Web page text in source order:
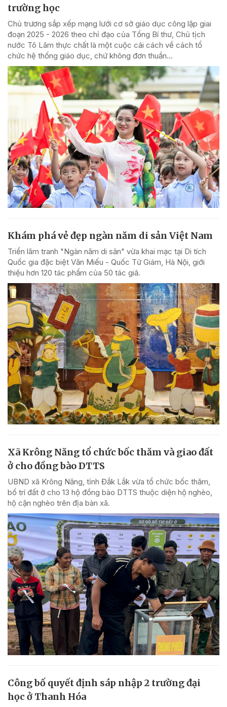
trường học
Chủ trương sắp xếp mạng lưới cơ sở giáo dục công lập giai
đoạn 2025 - 2026 theo chỉ đạo của Tổng Bí thư, Chủ tịch
nước Tô Lâm thực chất là một cuộc cải cách về cách tổ
chức hệ thống giáo dục, chứ không đơn thuần...
Khám phá vẻ đẹp ngàn năm di sản Việt Nam
Triển lãm tranh "Ngàn năm di sản" vừa khai mạc tại Di tích
Quốc gia đặc biệt Văn Miếu - Quốc Tử Giám, Hà Nội, giới
thiệu hơn 120 tác phẩm của 50 tác giả.
Xã Krông Năng tổ chức bốc thăm và giao đất
ở cho đồng bào DTTS
UBND xã Krông Năng, tỉnh Đắk Lắk vừa tổ chức bốc thăm,
bố trí đất ở cho 13 hộ đồng bào DTTS thuộc diện hộ nghèo,
hộ cận nghèo trên địa bàn xã.
Công bố quyết định sáp nhập 2 trường đại
học ở Thanh Hóa